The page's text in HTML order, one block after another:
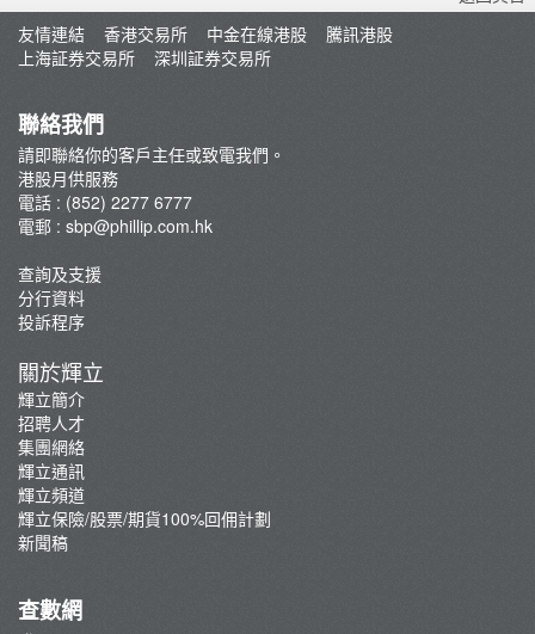
佣金及收費資料
輝立課程推介
友情連結
香港交易所 中金在線港股
騰訊港股
上海証券交易所
深圳証券交易所
聯絡我們
請即聯絡你的客戶主任或致電我們。
港股月供服務
電話 : (852) 2277 6777
電郵 : sbp@phillip.com.hk
查詢及支援
分行資料
投訴程序
關於輝立
輝立簡介
招聘人才
集團網絡
輝立通訊
輝立頻道
輝立保險/股票/期貨100%回佣計劃
新聞稿
查數網